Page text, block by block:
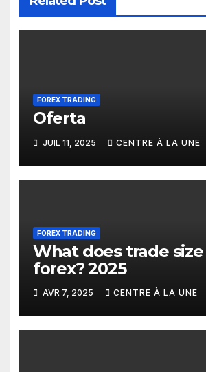
FOREX TRADING
Oferta
JUIL 11, 2025 CENTRE À LA UNE
FOREX TRADING
What does trade
forex? 2025
AVR 7, 2025 CENTRE À LA UNE